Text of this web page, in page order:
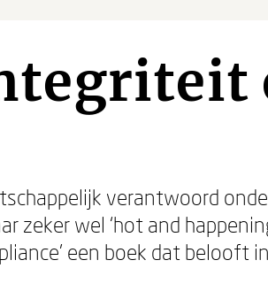
verantwoord
zeker wel ‘hot and
een boek dat belooft